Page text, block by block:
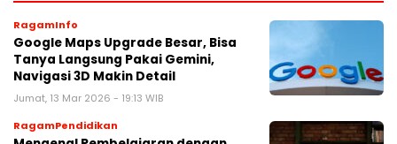
RagamInfo
Google Maps Upgrade Besar, Bisa
Tanya Langsung Pakai Gemini,
Navigasi 3D Makin Detail
Jumat, 13 Mar 2026 - 19:13 WIB
RagamPendidikan